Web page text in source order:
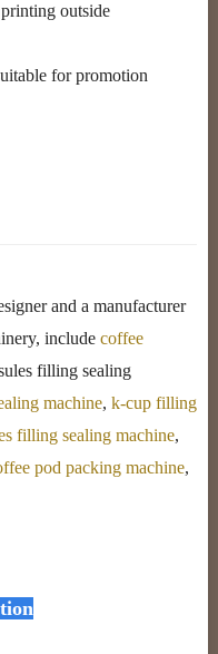
outside
for promotion
and a manufacturer
include coffee
filling sealing
machine, k-cup filling
filling sealing machine,
pod packing machine,